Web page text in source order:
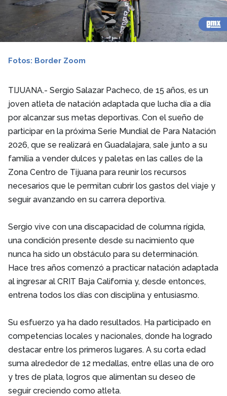
Fotos: Border Zoom
TIJUANA.- Sergio Salazar Pacheco, de 15 años, es un
joven atleta de natación adaptada que lucha día a día
por alcanzar sus metas deportivas. Con el sueño de
participar en la próxima Serie Mundial de Para Natación
2026, que se realizará en Guadalajara, sale junto a su
familia a vender dulces y paletas en las calles de la
Zona Centro de Tijuana para reunir los recursos
necesarios que le permitan cubrir los gastos del viaje y
seguir avanzando en su carrera deportiva.
Sergio vive con una discapacidad de columna rígida,
una condición presente desde su nacimiento que
nunca ha sido un obstáculo para su determinación.
Hace tres años comenzó a practicar natación adaptada
al ingresar al CRIT Baja California y, desde entonces,
entrena todos los días con disciplina y entusiasmo.
Su esfuerzo ya ha dado resultados. Ha participado en
competencias locales y nacionales, donde ha logrado
destacar entre los primeros lugares. A su corta edad
suma alrededor de 12 medallas, entre ellas una de oro
y tres de plata, logros que alimentan su deseo de
seguir creciendo como atleta.